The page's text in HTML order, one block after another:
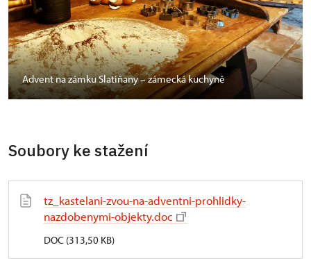
Advent na zámku Slatiňany – zámecká kuchyně
Soubory ke stažení
tz_kastelani-zvou-na-adventni-prohlidky-
nazdobenymi-objekty.doc
DOC (313,50 KB)